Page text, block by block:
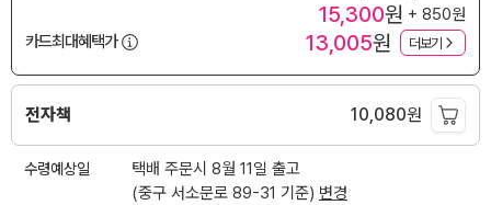
15,300원 + 850원
카드최대혜택가
13,005원 더보기
전자책 10,080원
수령예상일
택배 주문시 8월 11일 출고
(중구 서소문로 89-31 기준) 변경